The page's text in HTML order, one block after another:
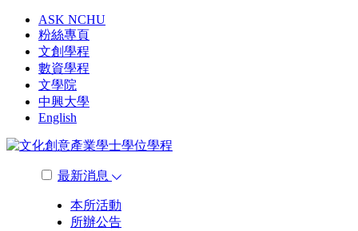
ASK NCHU
粉絲專頁
文創學程
數資學程
文學院
中興大學
English
最新消息
本所活動
所辦公告